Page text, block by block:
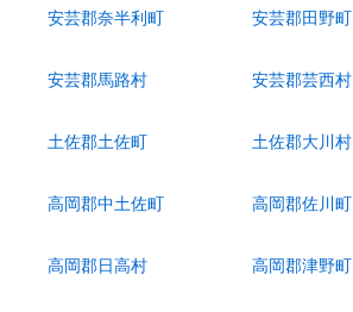
安芸郡奈半利町 安芸郡田野町
安芸郡馬路村 安芸郡芸西村
土佐郡土佐町 土佐郡大川村
高岡郡中土佐町 高岡郡佐川町
高岡郡日高村 高岡郡津野町